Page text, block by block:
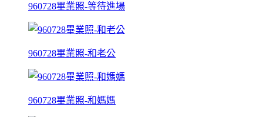
960728畢業照-等待進場
960728畢業照-和老公
960728畢業照-和媽媽